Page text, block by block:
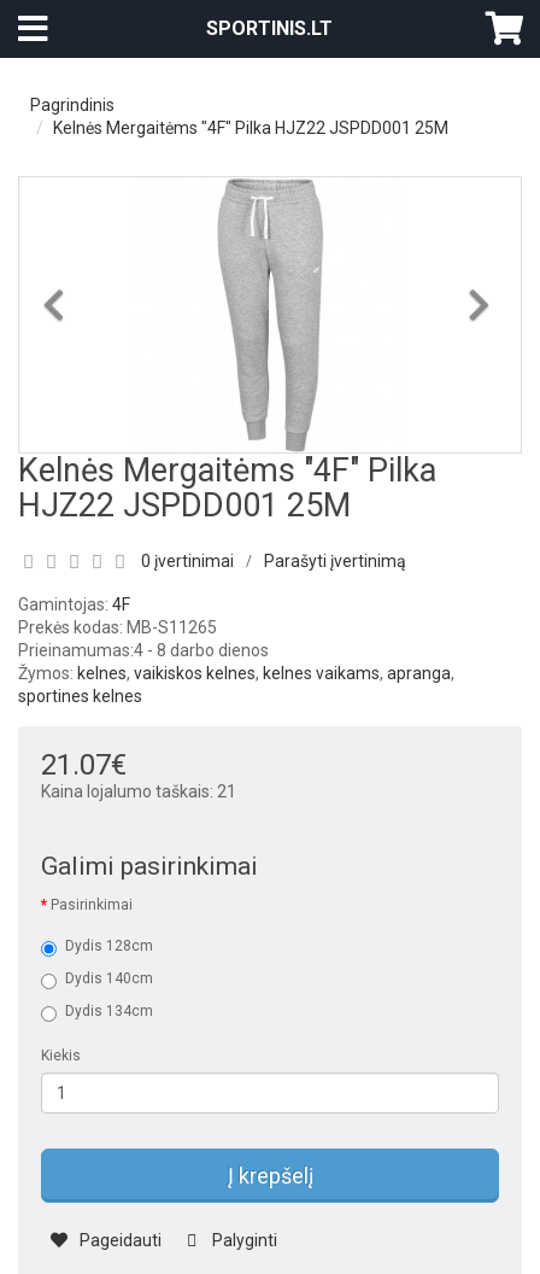
SPORTINIS.LT
Pagrindinis
Kelnės Mergaitėms "4F" Pilka HJZ22 JSPDD001 25M
Kelnės Mergaitėms "4F" Pilka
HJZ22 JSPDD001 25M
0 įvertinimai / Parašyti įvertinimą
Gamintojas: 4F
Prekės kodas: MB-S11265
Prieinamumas:4 - 8 darbo dienos
Žymos: kelnes, vaikiskos kelnes, kelnes vaikams, apranga,
sportines kelnes
21.07€
Kaina lojalumo taškais: 21
Galimi pasirinkimai
Pasirinkimai
Dydis 128cm
Dydis 140cm
Dydis 134cm
Kiekis
Į krepšelį
Pageidauti Palyginti